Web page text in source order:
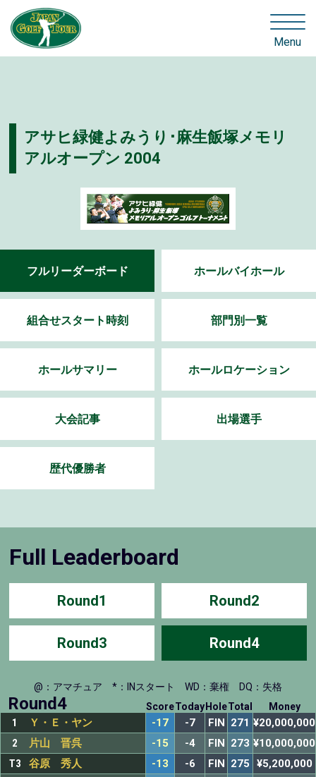
Menu
アサヒ緑健よみうり･麻生飯塚メモリ
アルオープン 2004
フルリーダーボード ホールバイホール
組合せスタート時刻 部門別一覧
ホールサマリー ホールロケーション
大会記事 出場選手
歴代優勝者
Full Leaderboard
Round1 Round2
Round3 Round4
@：アマチュア *：INスタート WD：棄権 DQ：失格
Round4 ScoreToday HoleTotal Money
1 Ｙ・Ｅ・ヤン -17 -7 FIN 271 ¥20,000,000
2
片山 晋呉 -15 -4 FIN 273 ¥10,000,000
T3
谷原 秀人 -13 -6 FIN 275
¥5,200,000